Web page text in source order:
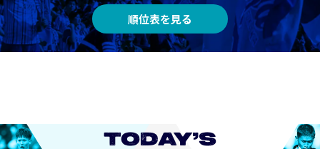
順位表を見る
TODAY’S